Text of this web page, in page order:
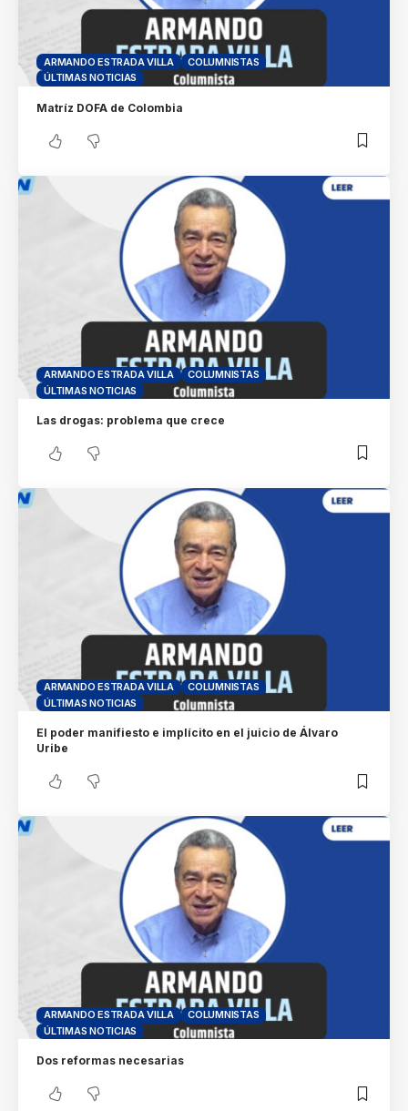
ARMANDO ESTRADA VILLA
COLUMNISTAS
ÚLTIMAS NOTICIAS
Matríz DOFA de Colombia
ARMANDO ESTRADA VILLA
COLUMNISTAS
ÚLTIMAS NOTICIAS
Las drogas: problema que crece
ARMANDO ESTRADA VILLA
COLUMNISTAS
ÚLTIMAS NOTICIAS
El poder manifiesto e implícito en el juicio de Álvaro
Uribe
ARMANDO ESTRADA VILLA
COLUMNISTAS
ÚLTIMAS NOTICIAS
Dos reformas necesarias